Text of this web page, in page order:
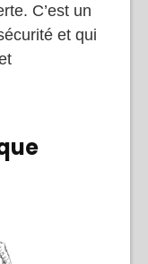
C’est un
et qui